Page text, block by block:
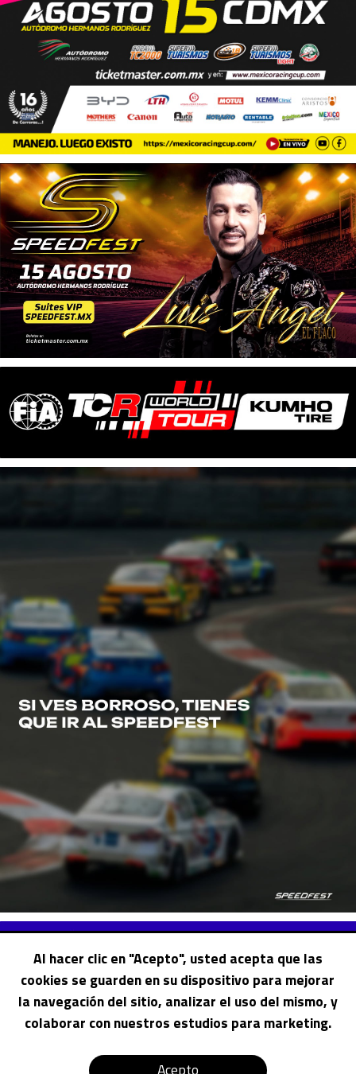
Al hacer clic en "Acepto", usted acepta que las
cookies se guarden en su dispositivo para mejorar
la navegación del sitio, analizar el uso del mismo, y
colaborar con nuestros estudios para marketing.